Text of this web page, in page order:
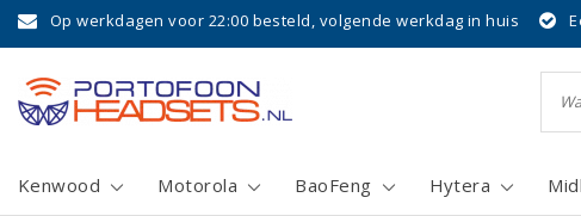
Op werkdagen voor 22:00 besteld, volgende werkdag in huis
Kenwood Motorola BaoFeng Hytera